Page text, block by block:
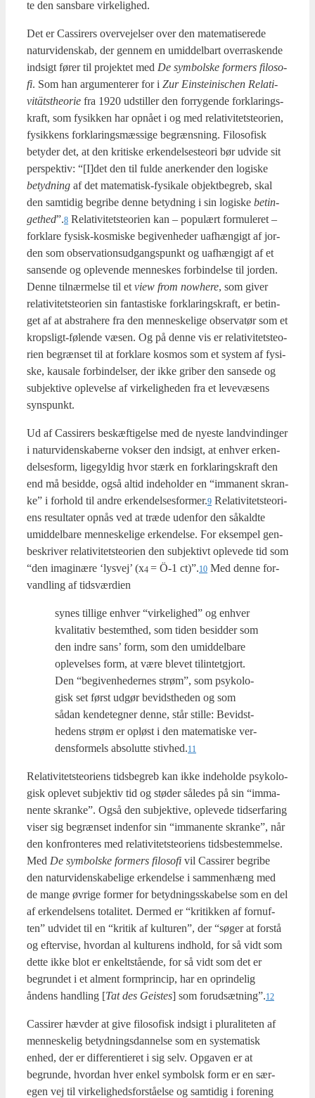
te den sans­ba­re vir­ke­lig­hed.
Det er Cas­si­rers over­vej­el­ser over den mate­ma­ti­se­re­de
natur­vi­den­skab, der gen­nem en umid­del­bart over­ra­sken­de
ind­sigt fører til pro­jek­tet med De sym­bol­ske for­mers filo­so­
fi. Som han argu­men­te­rer for i Zur Ein­ste­i­ni­s­chen Rela­ti­
vität­st­he­o­rie fra 1920 udstil­ler den for­ry­gen­de for­kla­rings­
kraft, som fysik­ken har opnå­et i og med rela­ti­vi­tet­ste­o­ri­en,
fysik­kens for­kla­rings­mæs­si­ge begræns­ning. Filo­so­fisk
bety­der det, at den kri­ti­ske erken­del­ses­te­o­ri bør udvi­de sit
per­spek­tiv: “[I]det den til ful­de aner­ken­der den logi­ske
betyd­ning af det mate­ma­tisk-fysi­ka­le objekt­be­greb, skal
den sam­ti­dig begri­be den­ne betyd­ning i sin logi­ske betin­
get­hed”.8 Rela­ti­vi­tet­ste­o­ri­en kan – popu­lært for­mu­le­ret –
for­kla­re fysisk-kos­mi­ske begi­ven­he­der uaf­hæn­gigt af jor­
den som obser­va­tions­ud­gangs­punkt og uaf­hæn­gigt af et
san­sen­de og ople­ven­de men­ne­skes for­bin­del­se til jor­den.
Den­ne til­nær­mel­se til et view from nowhe­re, som giver
rela­ti­vi­tet­ste­o­ri­en sin fan­ta­sti­ske for­kla­rings­kraft, er betin­
get af at abstra­he­re fra den men­ne­ske­li­ge obser­va­tør som et
kro­p­s­ligt-følen­de væsen. Og på den­ne vis er rela­ti­vi­tet­ste­o­
ri­en begræn­set til at for­kla­re kos­mos som et system af fysi­
ske, kaus­a­le for­bin­del­ser, der ikke gri­ber den san­se­de og
sub­jek­ti­ve ople­vel­se af vir­ke­lig­he­den fra et leve­væ­sens
syns­punkt.
Ud af Cas­si­rers beskæf­ti­gel­se med de nye­ste land­vin­din­ger
i natur­vi­den­ska­ber­ne vok­ser den ind­sigt, at enhver erken­
del­ses­form, lige­gyl­dig hvor stærk en for­kla­rings­kraft den
end må besid­de, også altid inde­hol­der en “imma­nent skran­
ke” i for­hold til andre erkendelsesformer.9 Rela­ti­vi­tet­ste­o­ri­
ens resul­ta­ter opnås ved at træ­de uden­for den såkald­te
umid­del­ba­re men­ne­ske­li­ge erken­del­se. For eksem­pel gen­
be­skri­ver rela­ti­vi­tet­ste­o­ri­en den sub­jek­tivt ople­ve­de tid som
“den imag­i­næ­re ‘lys­vej’ (x4 = Ö‑1 ct)”.10 Med den­ne for­
vand­ling af tids­vær­di­en
synes til­li­ge enhver “vir­ke­lig­hed” og enhver
kva­li­ta­tiv bestemt­hed, som tiden besid­der som
den indre sans’ form, som den umid­del­ba­re
ople­vel­ses form, at være ble­vet til­in­tet­gjort.
Den “begi­ven­he­der­nes strøm”, som psy­ko­lo­
gisk set først udgør bevidst­he­den og som
sådan ken­de­teg­ner den­ne, står stil­le: Bevidst­
he­dens strøm er opløst i den mate­ma­ti­ske ver­
dens­for­mels abso­lut­te stivhed.11
Rela­ti­vi­tet­ste­o­ri­ens tids­be­greb kan ikke inde­hol­de psy­ko­lo­
gisk ople­vet sub­jek­tiv tid og stø­der såle­des på sin “imma­
nen­te skran­ke”. Også den sub­jek­ti­ve, ople­ve­de tid­ser­fa­ring
viser sig begræn­set inden­for sin “imma­nen­te skran­ke”, når
den kon­fron­te­res med rela­ti­vi­tet­ste­o­ri­ens tids­be­stem­mel­se.
Med De sym­bol­ske for­mers filo­so­fi vil Cas­si­rer begri­be
den natur­vi­den­ska­be­li­ge erken­del­se i sam­men­hæng med
de man­ge øvri­ge for­mer for betyd­nings­ska­bel­se som en del
af erken­del­sens tota­li­tet. Der­med er “kri­tik­ken af for­nuf­
ten” udvi­det til en “kri­tik af kul­tu­ren”, der “søger at for­stå
og efter­vi­se, hvor­dan al kul­tu­rens ind­hold, for så vidt som
det­te ikke blot er enkelt­stå­en­de, for så vidt som det er
begrun­det i et alment form­prin­cip, har en oprin­de­lig
åndens hand­ling [Tat des Gei­stes] som forudsætning”.12
Cas­si­rer hæv­der at give filo­so­fisk ind­sigt i plu­ra­li­te­ten af
men­ne­ske­lig betyd­nings­dan­nel­se som en syste­ma­tisk
enhed, der er dif­fe­ren­ti­e­ret i sig selv. Opga­ven er at
begrun­de, hvor­dan hver enkel sym­bolsk form er en sær­
egen vej til vir­ke­lig­heds­for­stå­el­se og sam­ti­dig i for­e­ning